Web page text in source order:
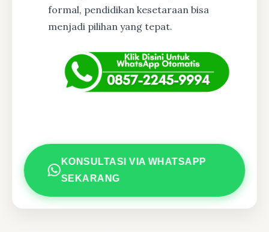
formal, pendidikan kesetaraan bisa
menjadi pilihan yang tepat.
KONSULTASI VIA WHATSAPP
SEKARANG